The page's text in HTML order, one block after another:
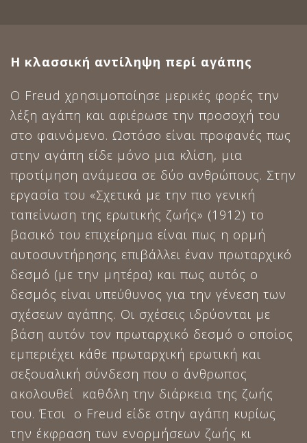
Η κλασσική αντίληψη περί αγάπης
Ο Freud χρησιμοποίησε μερικές φορές την
λέξη αγάπη και αφιέρωσε την προσοχή του
στο φαινόμενο. Ωστόσο είναι προφανές πως
στην αγάπη είδε μόνο μια κλίση, μια
προτίμηση ανάμεσα σε δύο ανθρώπους. Στην
εργασία του «Σχετικά με την πιο γενική
ταπείνωση της ερωτικής ζωής» (1912) το
βασικό του επιχείρημα είναι πως η ορμή
αυτοσυντήρησης επιβάλλει έναν πρωταρχικό
δεσμό (με την μητέρα) και πως αυτός ο
δεσμός είναι υπεύθυνος για την γένεση των
σχέσεων αγάπης. Οι σχέσεις ιδρύονται με
βάση αυτόν τον πρωταρχικό δεσμό ο οποίος
εμπεριέχει κάθε πρωταρχική ερωτική και
σεξουαλική σύνδεση που ο άνθρωπος
ακολουθεί καθ΄όλη την διάρκεια της ζωής
του. Έτσι ο Freud είδε στην αγάπη κυρίως
την έκφραση των ενορμήσεων ζωής κι